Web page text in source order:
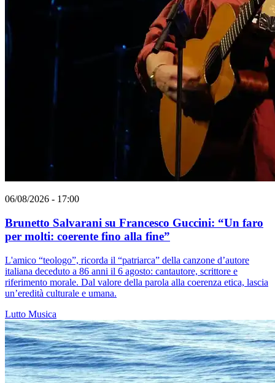
06/08/2026 - 17:00
Brunetto Salvarani su Francesco Guccini: “Un faro
per molti: coerente fino alla fine”
L'amico “teologo”, ricorda il “patriarca” della canzone d’autore
italiana deceduto a 86 anni il 6 agosto: cantautore, scrittore e
riferimento morale. Dal valore della parola alla coerenza etica, lascia
un’eredità culturale e umana.
Lutto Musica